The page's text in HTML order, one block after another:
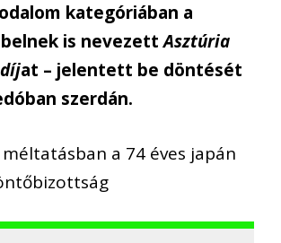
kategóriában a
is nevezettAsztúria
at – jelentett be döntését
szerdán.
a 74 éves japán